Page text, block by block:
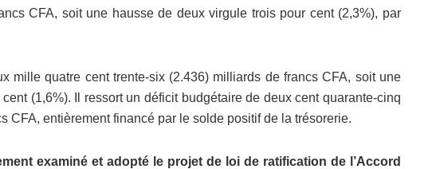
CFA, soit une hausse de deux virgule trois pour cent (2,3%), par
mille quatre cent trente-six (2.436) milliards de francs CFA, soit une
(1,6%). Il ressort un déficit budgétaire de deux cent quarante-cinq
CFA, entièrement financé par le solde positif de la trésorerie.
examiné et adopté le projet de loi de ratification de l’Accord